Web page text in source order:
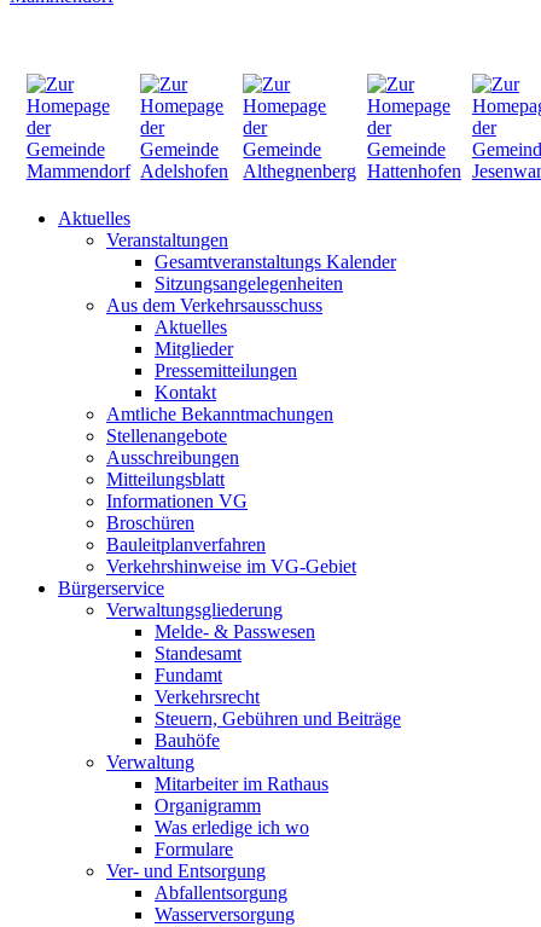
Aktuelles
Veranstaltungen
Gesamtveranstaltungs Kalender
Sitzungsangelegenheiten
Aus dem Verkehrsausschuss
Aktuelles
Mitglieder
Pressemitteilungen
Kontakt
Amtliche Bekanntmachungen
Stellenangebote
Ausschreibungen
Mitteilungsblatt
Informationen VG
Broschüren
Bauleitplanverfahren
Verkehrshinweise im VG-Gebiet
Bürgerservice
Verwaltungsgliederung
Melde- & Passwesen
Standesamt
Fundamt
Verkehrsrecht
Steuern, Gebühren und Beiträge
Bauhöfe
Verwaltung
Mitarbeiter im Rathaus
Organigramm
Was erledige ich wo
Formulare
Ver- und Entsorgung
Abfallentsorgung
Wasserversorgung